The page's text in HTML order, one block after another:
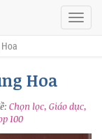
Hiện
menu
Hoa
Chọn lọc, Giáo dục,
100